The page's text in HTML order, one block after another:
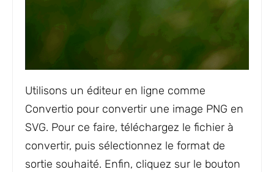
Utilisons un éditeur en ligne comme
Convertio pour convertir une image PNG en
SVG. Pour ce faire, téléchargez le fichier à
convertir, puis sélectionnez le format de
sortie souhaité. Enfin, cliquez sur le bouton